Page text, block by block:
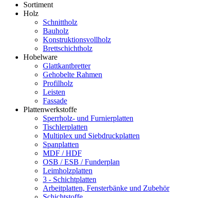
Sortiment
Holz
Schnittholz
Bauholz
Konstruktionsvollholz
Brettschichtholz
Hobelware
Glattkantbretter
Gehobelte Rahmen
Profilholz
Leisten
Fassade
Plattenwerkstoffe
Sperrholz- und Furnierplatten
Tischlerplatten
Multiplex und Siebdruckplatten
Spanplatten
MDF / HDF
OSB / ESB / Funderplan
Leimholzplatten
3 - Schichtplatten
Arbeitplatten, Fensterbänke und Zubehör